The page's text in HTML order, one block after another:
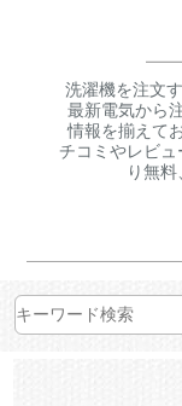
洗濯機を注文
最新電気から
情報を揃えて
チコミやレビ
り無